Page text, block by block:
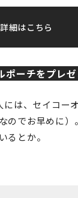
詳細はこちら
ーチをプレゼ
は、セイコー
のでお早めに）
るとか。